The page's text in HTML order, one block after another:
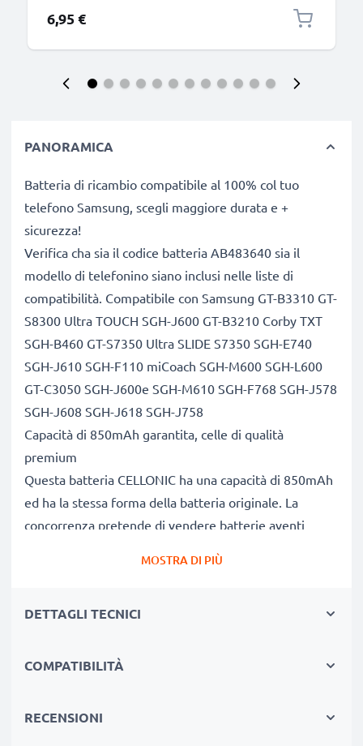
6,95 €
PANORAMICA
Batteria di ricambio compatibile al 100% col tuo
telefono Samsung, scegli maggiore durata e +
sicurezza!
Verifica cha sia il codice batteria AB483640 sia il
modello di telefonino siano inclusi nelle liste di
compatibilità. Compatibile con Samsung GT-B3310 GT-
S8300 Ultra TOUCH SGH-J600 GT-B3210 Corby TXT
SGH-B460 GT-S7350 Ultra SLIDE S7350 SGH-E740
SGH-J610 SGH-F110 miCoach SGH-M600 SGH-L600
GT-C3050 SGH-J600e SGH-M610 SGH-F768 SGH-J578
SGH-J608 SGH-J618 SGH-J758
Capacità di 850mAh garantita, celle di qualità
premium
Questa batteria CELLONIC ha una capacità di 850mAh
ed ha la stessa forma della batteria originale. La
concorrenza pretende di vendere batterie aventi
proprio come pubblicizzato.
durata di vita utile
MOSTRA DI PIÙ
DETTAGLI TECNICI
COMPATIBILITÀ
RECENSIONI